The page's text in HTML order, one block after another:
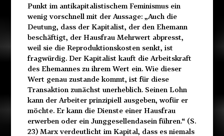
Punkt im antikapitalistischem Feminismus ein
wenig vorschnell mit der Aussage: „Auch die
Deutung, dass der Kapitalist, der den Ehemann
beschäftigt, der Hausfrau Mehrwert abpresst,
weil sie die Reproduktionskosten senkt, ist
fragwürdig. Der Kapitalist kauft die Arbeitskraft
des Ehemannes zu ihrem Wert ein. Wie dieser
Wert genau zustande kommt, ist für diese
Transaktion zunächst unerheblich. Seinen Lohn
kann der Arbeiter prinzipiell ausgeben, wofür er
möchte. Er kann die Dienste einer Hausfrau
erwerben oder ein Junggesellendasein führen.“ (S.
23) Marx verdeutlicht im Kapital, dass es niemals